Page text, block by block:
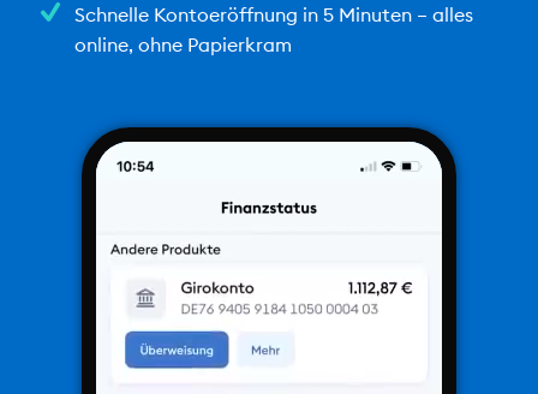
Schnelle Kontoeröffnung in 5 Minuten – alles
online, ohne Papierkram